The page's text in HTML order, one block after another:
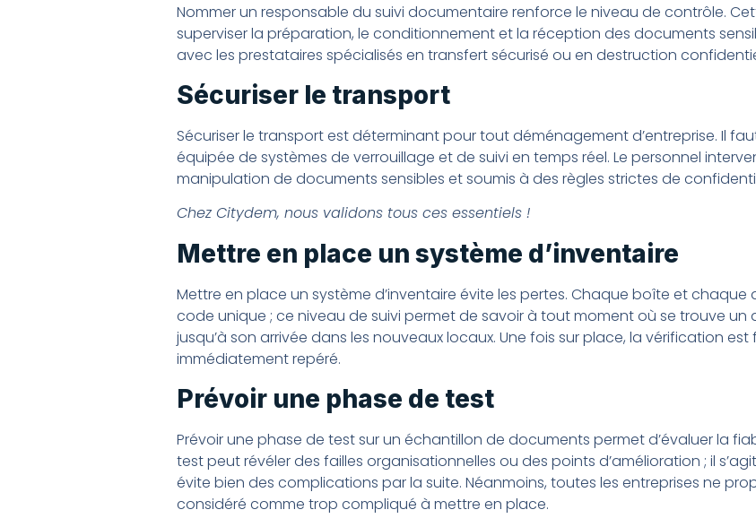
Nommer un responsable du suivi documentaire renforce le niveau de contrôle.
superviser la préparation, le conditionnement et la réception des documents
avec les prestataires spécialisés en transfert sécurisé ou en destruction
Sécuriser le transport
Sécuriser le transport est déterminant pour tout déménagement d’entreprise. Il
équipée de systèmes de verrouillage et de suivi en temps réel. Le personnel
manipulation de documents sensibles et soumis à des règles strictes de
Chez Citydem, nous validons tous ces essentiels !
Mettre en place un système d’inventaire
Mettre en place un système d’inventaire évite les pertes. Chaque boîte et
code unique ; ce niveau de suivi permet de savoir à tout moment où se trouve un
jusqu’à son arrivée dans les nouveaux locaux. Une fois sur place, la vérification
immédiatement repéré.
Prévoir une phase de test
Prévoir une phase de test sur un échantillon de documents permet d’évaluer la
test peut révéler des failles organisationnelles ou des points d’amélioration ; il
évite bien des complications par la suite. Néanmoins, toutes les entreprises ne
considéré comme trop compliqué à mettre en place.